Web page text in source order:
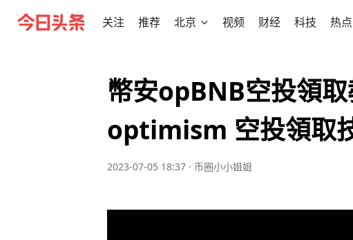
关注 推荐 北京 视频 财经 科技 热点
幣安opBNB空投領
optimism 空投領取
2023-07-05 18:37 · 币圈小小姐姐